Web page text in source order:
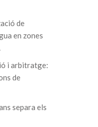
de
en zones
i arbitratge:
de
separa els